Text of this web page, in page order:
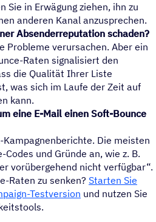
Sie in Erwägung ziehen, ihn zu
anderen Kanal anzusprechen.
Absenderreputation schaden?
Probleme verursachen. Aber ein
Raten signalisiert den
die Qualität Ihrer Liste
was sich im Laufe der Zeit auf
kann.
eine E-Mail einen Soft-Bounce
Die meisten
und Gründe an, wie z. B.
vorübergehend nicht verfügbar“.
Raten zu senken? Starten Sie
Testversion und nutzen Sie